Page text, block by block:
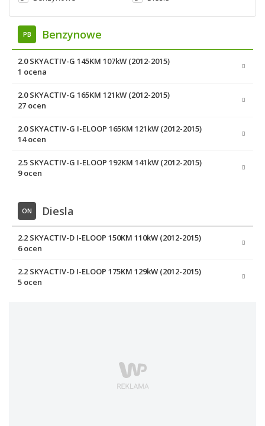
PB Benzynowe
2.0 SKYACTIV-G 145KM 107kW (2012-2015)
1 ocena
2.0 SKYACTIV-G 165KM 121kW (2012-2015)
27 ocen
2.0 SKYACTIV-G I-ELOOP 165KM 121kW (2012-2015)
14 ocen
2.5 SKYACTIV-G I-ELOOP 192KM 141kW (2012-2015)
9 ocen
ON Diesla
2.2 SKYACTIV-D I-ELOOP 150KM 110kW (2012-2015)
6 ocen
2.2 SKYACTIV-D I-ELOOP 175KM 129kW (2012-2015)
5 ocen